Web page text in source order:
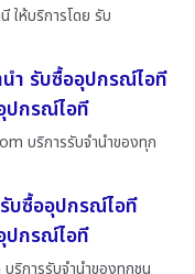
ให้บริการโดย รับ
ำ รับซื้ออุปกรณ์ไอที
ปกรณ์ไอที
บริการรับจำนำของทุก
บซื้ออุปกรณ์ไอที
ปกรณ์ไอที
ริการรับจำนำของทุกชน